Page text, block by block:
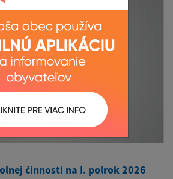
činnosti na I. polrok 2026